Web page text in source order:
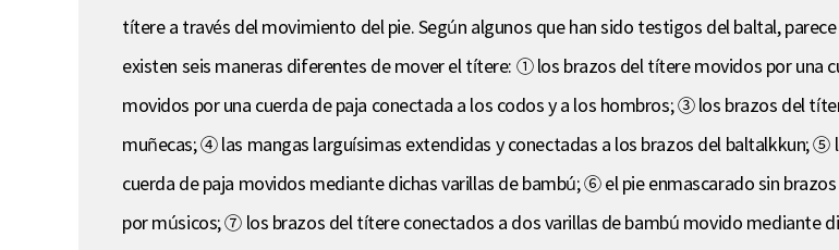
títere a través del movimiento del pie. Según algunos que han sido testigos del baltal,
existen seis maneras diferentes de mover el títere: ① los brazos del títere movidos por una
movidos por una cuerda de paja conectada a los codos y a los hombros; ③ los brazos del
muñecas; ④ las mangas larguísimas extendidas y conectadas a los brazos del baltalkkun;
cuerda de paja movidos mediante dichas varillas de bambú; ⑥ el pie enmascarado sin
por músicos; ⑦ los brazos del títere conectados a dos varillas de bambú movido mediante